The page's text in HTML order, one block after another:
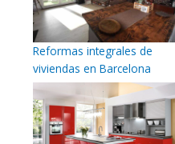
Reformas integrales de
viviendas en Barcelona